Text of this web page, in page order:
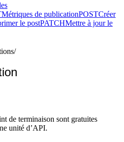
Métriques de publicationPOSTCréer
le postPATCHMettre à jour le
/
de terminaison sont gratuites
unité d’API.